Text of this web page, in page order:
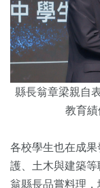
縣長翁章梁親自
教育績
各校學生也在成
護、土木與建築
翁縣長品嘗料理，